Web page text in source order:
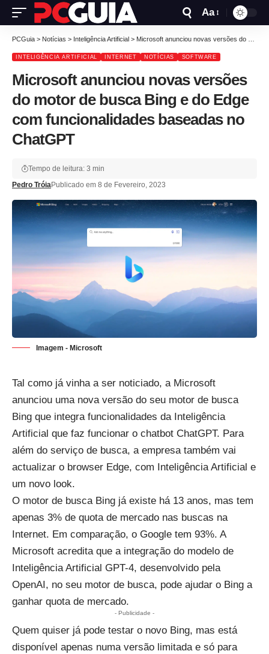
Aa
PCGuia > Notícias > Inteligência Artificial > Microsoft anunciou novas versões do motor de busca Bing e do Edge com funcionalidades baseadas no ChatGPT
INTELIGÊNCIA ARTIFICIAL INTERNET NOTÍCIAS SOFTWARE
Microsoft anunciou novas versões
do motor de busca Bing e do Edge
com funcionalidades baseadas no
ChatGPT
Pedro TróiaPublicado em 8 de Fevereiro, 2023
Tempo de leitura: 3 min
Imagem - Microsoft
Tal como já vinha a ser noticiado, a Microsoft
anunciou uma nova versão do seu motor de busca
Bing que integra funcionalidades da Inteligência
Artificial que faz funcionar o chatbot ChatGPT. Para
além do serviço de busca, a empresa também vai
actualizar o browser Edge, com Inteligência Artificial e
um novo look.
O motor de busca Bing já existe há 13 anos, mas tem
apenas 3% de quota de mercado nas buscas na
Internet. Em comparação, o Google tem 93%. A
Microsoft acredita que a integração do modelo de
Inteligência Artificial GPT-4, desenvolvido pela
OpenAI, no seu motor de busca, pode ajudar o Bing a
ganhar quota de mercado.
- Publicidade -
Quem quiser já pode testar o novo Bing, mas está
disponível apenas numa versão limitada e só para